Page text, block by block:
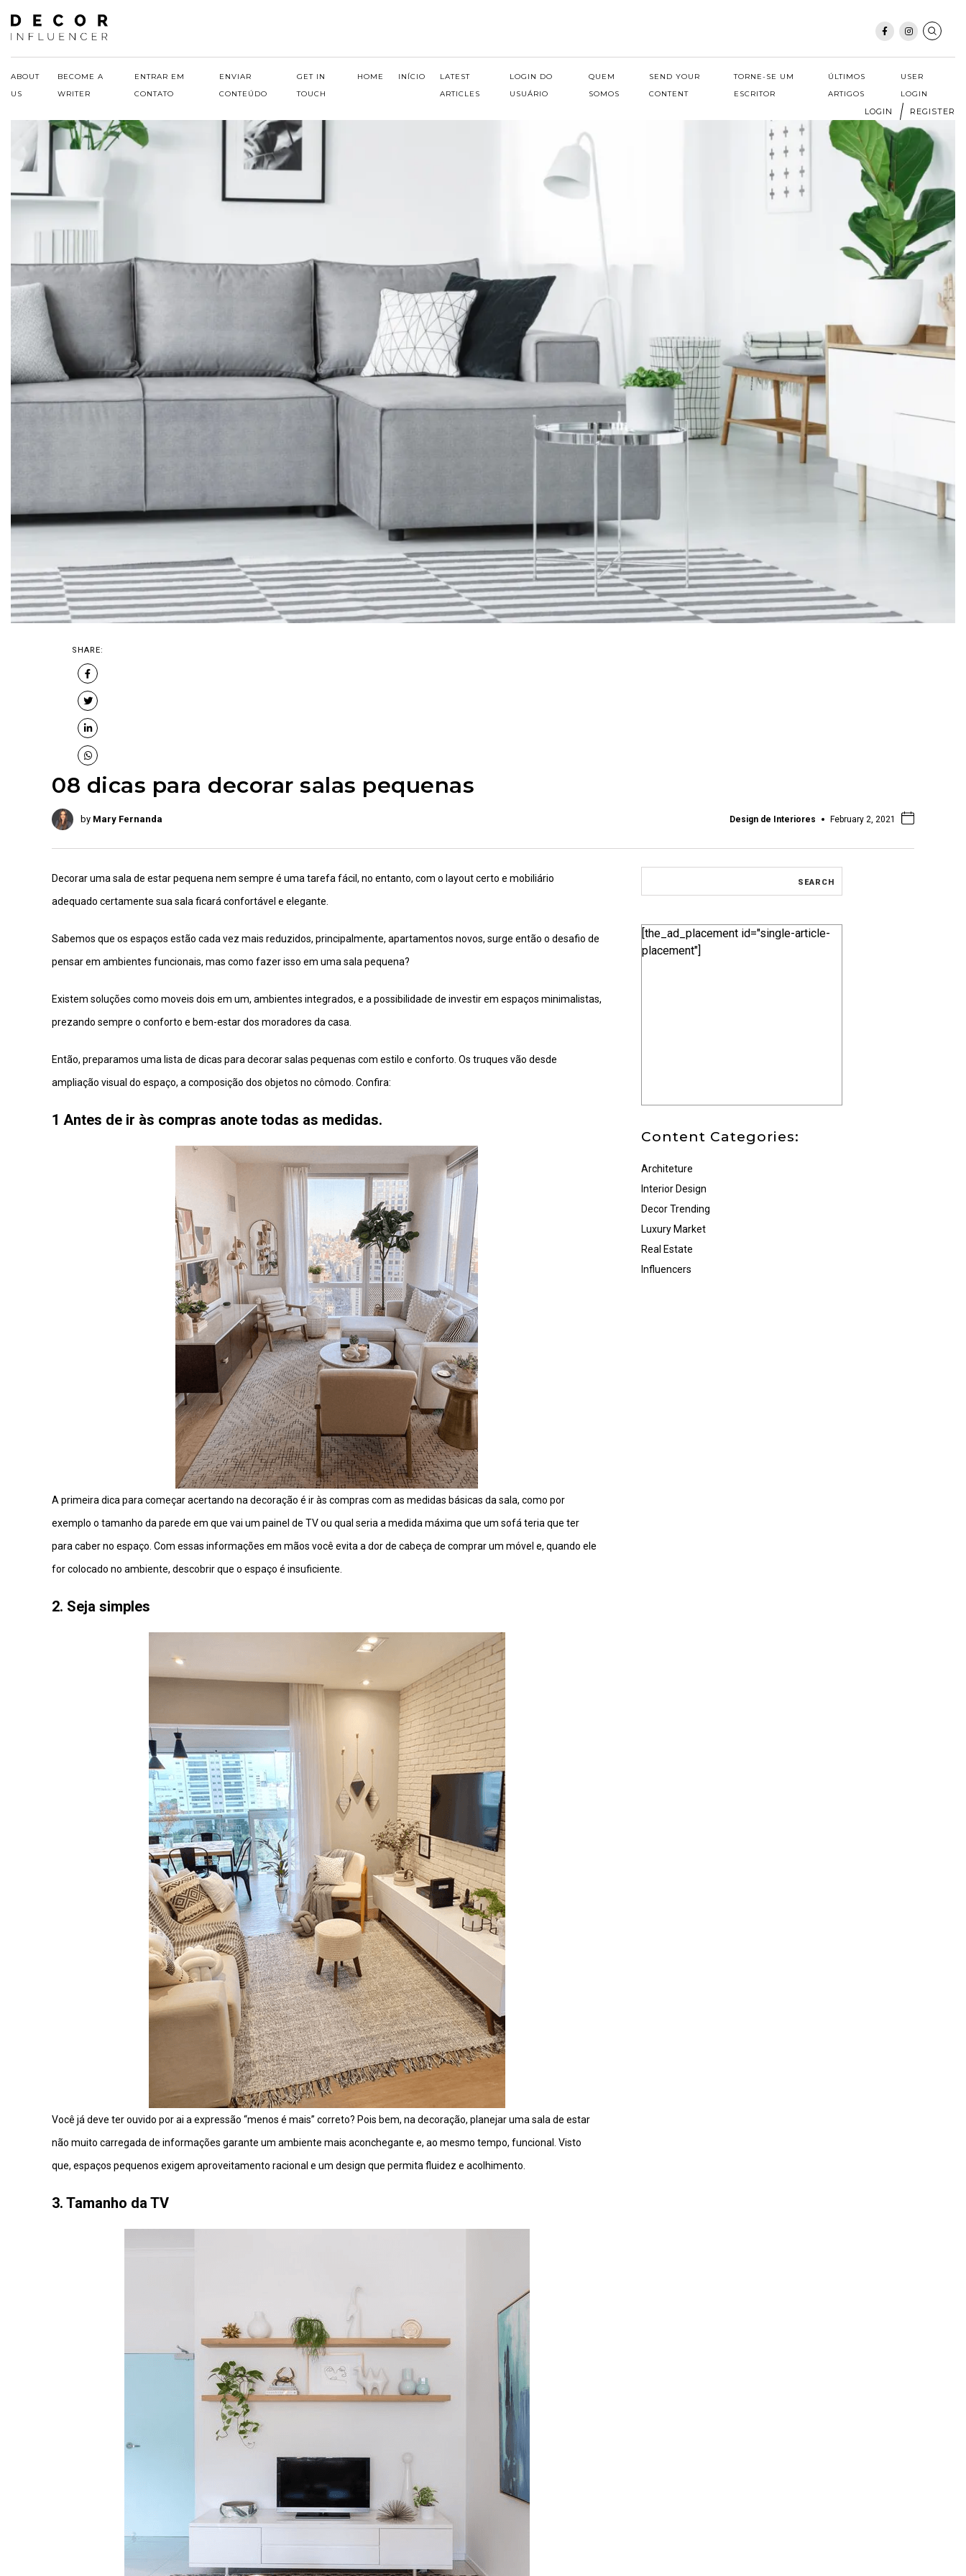
Skip
content
ABOUT
US
BECOME A
WRITER
ENTRAR EM
CONTATO
ENVIAR
CONTEÚDO
GET IN
TOUCH
HOME INÍCIO
LATEST
ARTICLES
LOGIN DO
USUÁRIO
QUEM
SOMOS
SEND YOUR
CONTENT
TORNE-SE UM
ESCRITOR
ÚLTIMOS
ARTIGOS
USER
LOGIN
LOGIN REGISTER
SHARE:
08 dicas para decorar salas pequenas
by Mary Fernanda Design de Interiores February 2, 2021
Decorar uma sala de estar pequena nem sempre é uma tarefa fácil, no entanto, com o layout certo e mobiliário
adequado certamente sua sala ficará confortável e elegante.
Sabemos que os espaços estão cada vez mais reduzidos, principalmente, apartamentos novos, surge então o desafio de
pensar em ambientes funcionais, mas como fazer isso em uma sala pequena?
Existem soluções como moveis dois em um, ambientes integrados, e a possibilidade de investir em espaços minimalistas,
prezando sempre o conforto e bem-estar dos moradores da casa.
Então, preparamos uma lista de dicas para decorar salas pequenas com estilo e conforto. Os truques vão desde
ampliação visual do espaço, a composição dos objetos no cômodo. Confira:
1 Antes de ir às compras anote todas as medidas.
A primeira dica para começar acertando na decoração é ir às compras com as medidas básicas da sala, como por
exemplo o tamanho da parede em que vai um painel de TV ou qual seria a medida máxima que um sofá teria que ter
para caber no espaço. Com essas informações em mãos você evita a dor de cabeça de comprar um móvel e, quando ele
for colocado no ambiente, descobrir que o espaço é insuficiente.
2. Seja simples
Você já deve ter ouvido por ai a expressão “menos é mais” correto? Pois bem, na decoração, planejar uma sala de estar
não muito carregada de informações garante um ambiente mais aconchegante e, ao mesmo tempo, funcional. Visto
que, espaços pequenos exigem aproveitamento racional e um design que permita fluidez e acolhimento.
3. Tamanho da TV
[the_ad_placement id="single-article-
placement"]
Content Categories:
Architeture
Interior Design
Decor Trending
Luxury Market
Real Estate
Influencers